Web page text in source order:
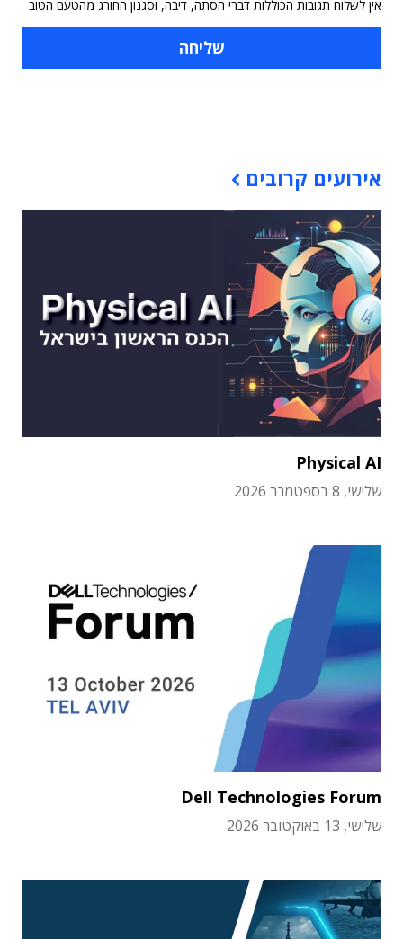
אין לשלוח תגובות הכוללות דברי הסתה, דיבה, וסגנון החורג מהטעם הטוב
אירועים קרובים
Physical AI
שלישי, 8 בספטמבר 2026
Dell Technologies Forum
שלישי, 13 באוקטובר 2026